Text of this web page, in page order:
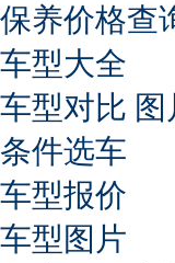
保养价格查
车型大全
车型对比
条件选车
车型报价
车型图片